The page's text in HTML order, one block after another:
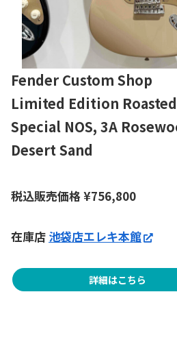
Fender Custom Shop
Limited Edition
Special NOS, 3A
Desert Sand
税込販売価格¥756,800
在庫店 池袋店エレキ本館
詳細はこちら